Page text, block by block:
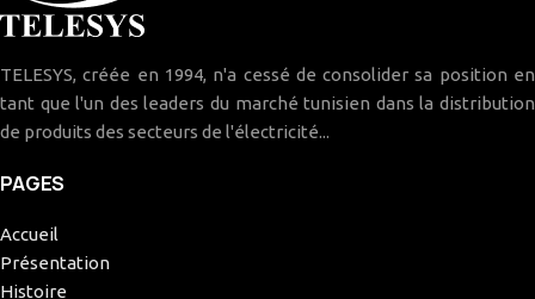
TELESYS, créée en 1994, n'a cessé de consolider sa position en
tant que l'un des leaders du marché tunisien dans la distribution
de produits des secteurs de l'électricité...
PAGES
Accueil
Présentation
Histoire